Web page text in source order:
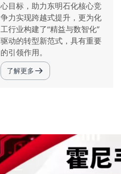
心目标，助力东明石化核心竞
争力实现跨越式提升，更为化
工行业构建了“精益与数智化”
驱动的转型新范式，具有重要
的引领作用。
了解更多